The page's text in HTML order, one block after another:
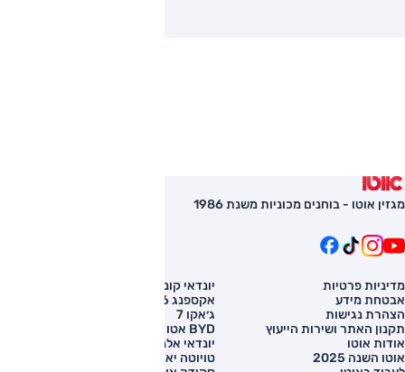
מגזין אוטו - בוחנים מכוניות משנת 1986
מדיניות פרטיות
אבטחת מידע
הצהרת נגישות
תקנון האתר ושירות הייעוץ
אודות אוטו
אוטו השנה 2025
יונדאי קונה
אקספנג G6
ג׳אקו 7
BYD אטו 3
יונדאי אלנטרה
טויוטה יאריס קרוס